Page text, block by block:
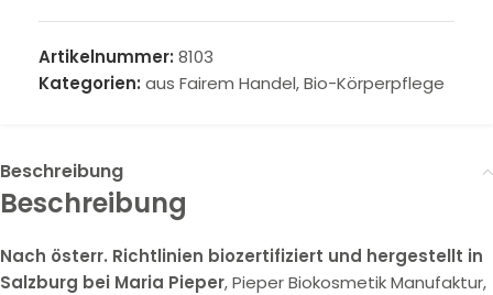
Artikelnummer: 8103
Kategorien: aus Fairem Handel,Bio-Körperpflege
Beschreibung
Beschreibung
Nach österr. Richtlinien biozertifiziert und hergestellt in
Salzburg bei Maria Pieper, Pieper Biokosmetik Manufaktur,